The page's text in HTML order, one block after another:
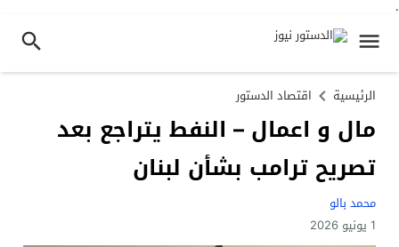
.
الرئيسية اقتصاد الدستور
مال و اعمال – النفط يتراجع بعد
تصريح ترامب بشأن لبنان
محمد بالو
1 يونيو 2026